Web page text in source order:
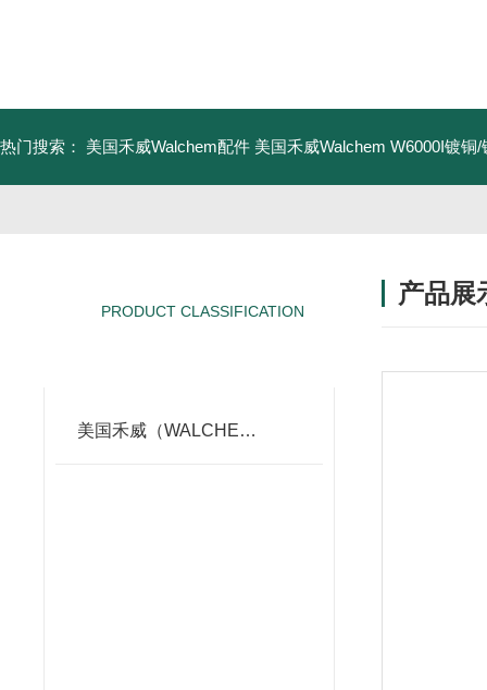
热门搜索： 美国禾威Walchem配件 美国禾威Walchem W6000I镀铜
PRODUCT CLASSIFICATION
美国禾威（WALCHEM）自动添加控制器
产品展